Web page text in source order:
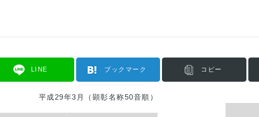
LINE ブックマーク コピー
平成29年3月（顕彰名称50音順）